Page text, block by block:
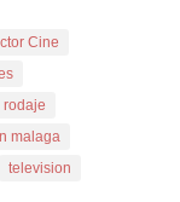
Cine
rodaje
malaga
television